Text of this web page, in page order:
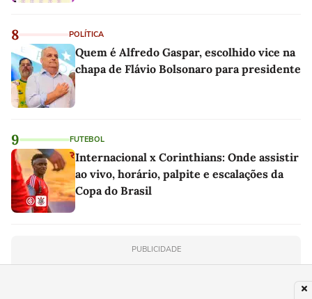
8 POLÍTICA
Quem é Alfredo Gaspar, escolhido vice na
chapa de Flávio Bolsonaro para presidente
9 FUTEBOL
Internacional x Corinthians: Onde assistir
ao vivo, horário, palpite e escalações da
Copa do Brasil
PUBLICIDADE